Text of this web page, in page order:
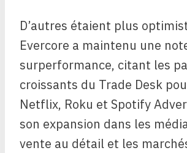
D’autres étaient plus
Evercore a maintenu une
surperformance, citant les
croissants du Trade Desk
Netflix, Roku et Spotify
son expansion dans les
vente au détail et les